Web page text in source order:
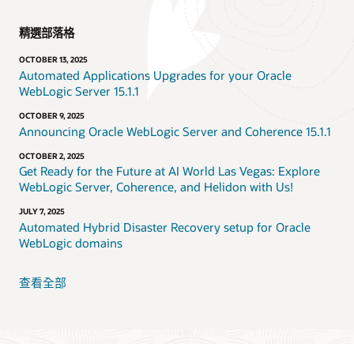
精選部落格
OCTOBER 13, 2025
Automated Applications Upgrades for your Oracle
WebLogic Server 15.1.1
OCTOBER 9, 2025
Announcing Oracle WebLogic Server and Coherence 15.1.1
OCTOBER 2, 2025
Get Ready for the Future at AI World Las Vegas: Explore
WebLogic Server, Coherence, and Helidon with Us!
JULY 7, 2025
Automated Hybrid Disaster Recovery setup for Oracle
WebLogic domains
查看全部